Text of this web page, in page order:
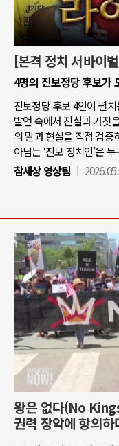
[본격 정치 서바이
4명의 진보정당 후보가
진보정당 후보 4인이 펼
발언 속에서 진실과 거짓
의 말과 현실을 직접 검증
아남는 ‘진보 정치인’은
참세상 영상팀
왕은 없다(No
권력 장악에 항의